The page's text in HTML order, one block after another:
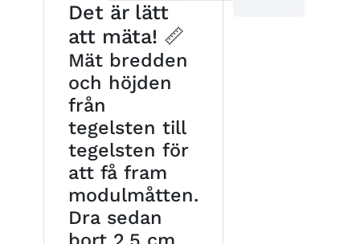
Det är lätt
att mäta! 📏
Mät bredden
och höjden
från
tegelsten till
tegelsten för
att få fram
modulmåtten.
Dra sedan